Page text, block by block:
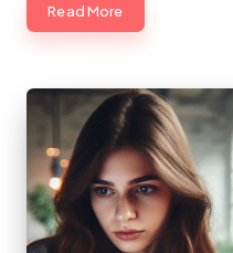
Read More